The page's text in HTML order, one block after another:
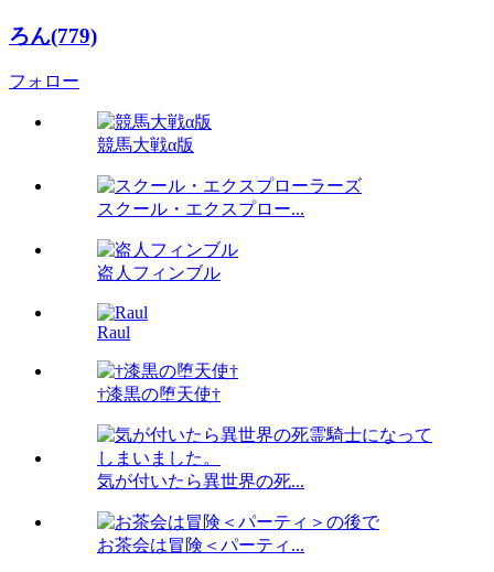
ろん(779)
フォロー
競馬大戦α版
スクール・エクスプロー...
盗人フィンブル
Raul
†漆黒の堕天使†
気が付いたら異世界の死...
お茶会は冒険＜パーティ...